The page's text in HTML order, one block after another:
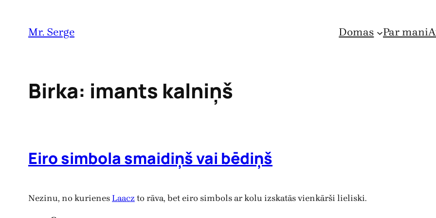
Mr. Serge Domas Par mani
Birka: imants kalniņš
Eiro simbola smaidiņš vai bēdiņš
Nezinu, no kurienes Laaczto rāva, bet eiro simbols ar kolu izskatās vienkārši lieliski.